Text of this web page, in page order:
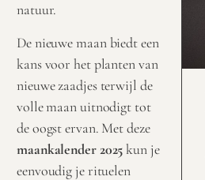
natuur.
De nieuwe maan biedt een
kans voor het planten van
nieuwe zaadjes terwijl de
volle maan uitnodigt tot
de oogst ervan. Met deze
maankalender 2025kun je
eenvoudig je rituelen